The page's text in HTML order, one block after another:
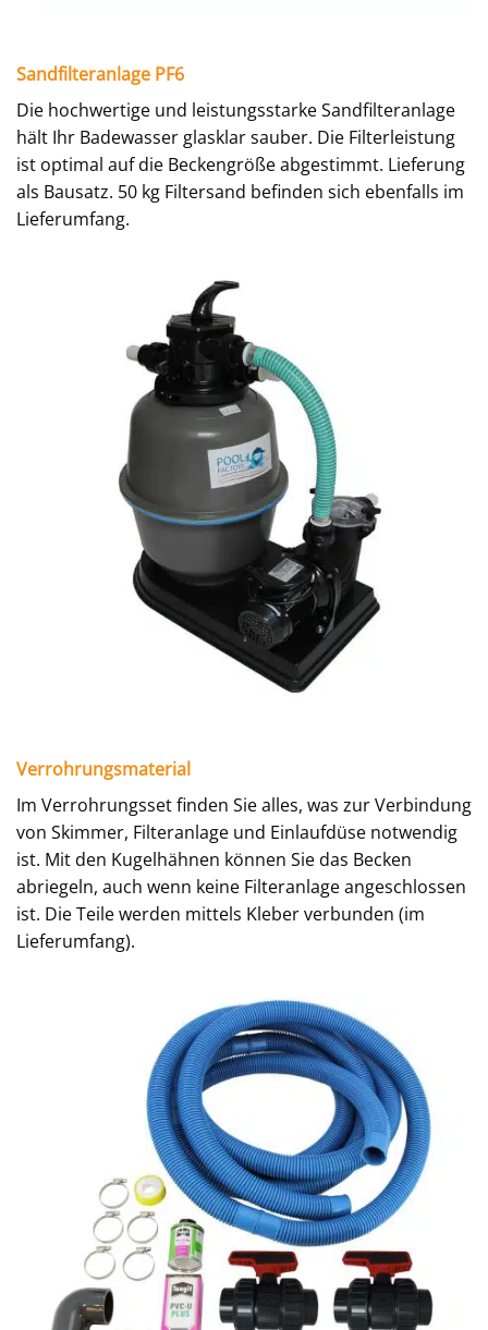
Sandfilteranlage PF6
Die hochwertige und leistungsstarke Sandfilteranlage
hält Ihr Badewasser glasklar sauber. Die Filterleistung
ist optimal auf die Beckengröße abgestimmt. Lieferung
als Bausatz. 50 kg Filtersand befinden sich ebenfalls im
Lieferumfang.
Verrohrungsmaterial
Im Verrohrungsset finden Sie alles, was zur Verbindung
von Skimmer, Filteranlage und Einlaufdüse notwendig
ist. Mit den Kugelhähnen können Sie das Becken
abriegeln, auch wenn keine Filteranlage angeschlossen
ist. Die Teile werden mittels Kleber verbunden (im
Lieferumfang).